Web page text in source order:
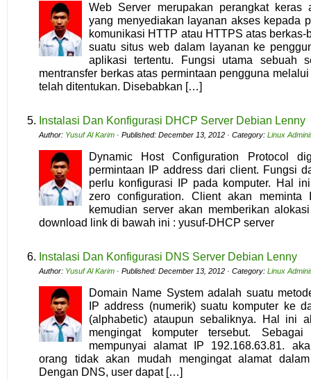
Web Server merupakan perangkat keras
yang menyediakan layanan akses kepada
komunikasi HTTP atau HTTPS atas berkas-
suatu situs web dalam layanan ke
aplikasi tertentu. Fungsi utama sebuah
mentransfer berkas atas permintaan pengguna
telah ditentukan. Disebabkan […]
Instalasi Dan Konfigurasi DHCP Server Debian Lenny
Author: Yusuf Al Karim · Published: December 13, 2012 · Category: Linux
Dynamic Host Configuration Protocol
permintaan IP address dari client. Fungsi
perlu konfigurasi IP pada komputer. Hal
zero configuration. Client akan meminta
kemudian server akan memberikan
download link di bawah ini : yusuf-DHCP server
Instalasi Dan Konfigurasi DNS Server Debian Lenny
Author: Yusuf Al Karim · Published: December 13, 2012 · Category: Linux
Domain Name System adalah suatu
IP address (numerik) suatu komputer ke
(alphabetic) ataupun sebaliknya. Hal ini
mengingat komputer tersebut.
mempunyai alamat IP 192.168.63.81.
orang tidak akan mudah mengingat alamat
Dengan DNS, user dapat […]